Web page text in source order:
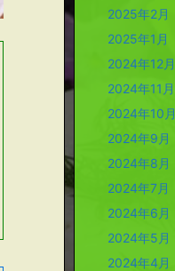
2025年2月
2025年1月
2024年12月
2024年11月
2024年10月
2024年9月
2024年8月
2024年7月
2024年6月
2024年5月
2024年4月